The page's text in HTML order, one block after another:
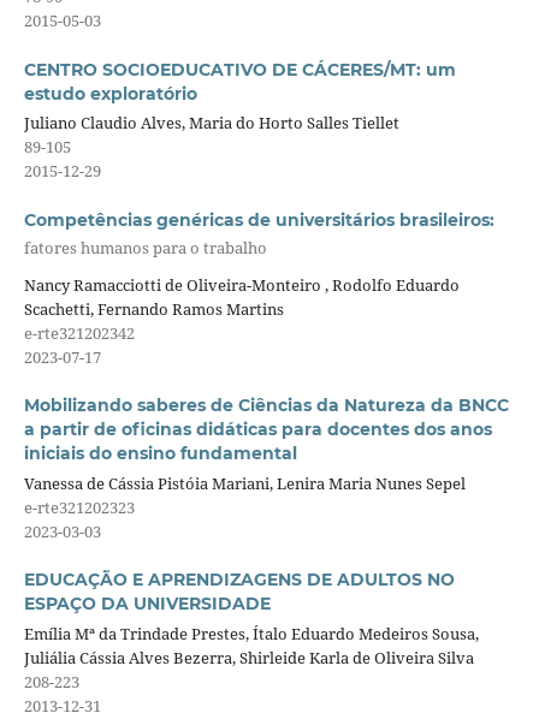
2015-05-03
CENTRO SOCIOEDUCATIVO DE CÁCERES/MT: um
estudo exploratório
Juliano Claudio Alves, Maria do Horto Salles Tiellet
89-105
2015-12-29
Competências genéricas de universitários brasileiros:
fatores humanos para o trabalho
Nancy Ramacciotti de Oliveira-Monteiro , Rodolfo Eduardo
Scachetti, Fernando Ramos Martins
e-rte321202342
2023-07-17
Mobilizando saberes de Ciências da Natureza da BNCC
a partir de oficinas didáticas para docentes dos anos
iniciais do ensino fundamental
Vanessa de Cássia Pistóia Mariani, Lenira Maria Nunes Sepel
e-rte321202323
2023-03-03
EDUCAÇÃO E APRENDIZAGENS DE ADULTOS NO
ESPAÇO DA UNIVERSIDADE
Emília Mª da Trindade Prestes, Ítalo Eduardo Medeiros Sousa,
Juliália Cássia Alves Bezerra, Shirleide Karla de Oliveira Silva
208-223
2013-12-31